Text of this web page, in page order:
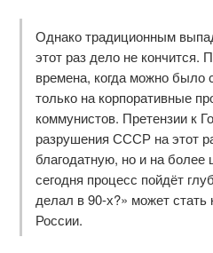
Однако традиционным
этот раз дело не кончится.
времена, когда можно было
только на корпоративные
коммунистов. Претензии к
разрушения СССР на этот
благодатную, но и на
сегодня процесс пойдёт
делал в 90-х?» может
России.